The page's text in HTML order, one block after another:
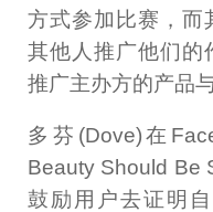
方式参加比赛，而
其他人推广他们的
推广主办方的产品与
多芬(Dove)在
Beauty Should Be
鼓励用户去证明